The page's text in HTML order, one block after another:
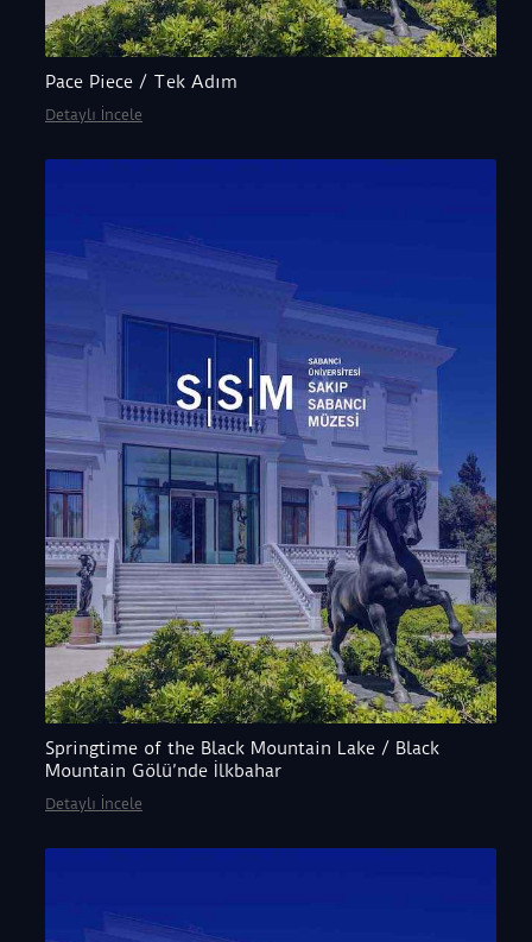
Pace Piece / Tek Adım
Detaylı İncele
Springtime of the Black Mountain Lake / Black
Mountain Gölü’nde İlkbahar
Detaylı İncele